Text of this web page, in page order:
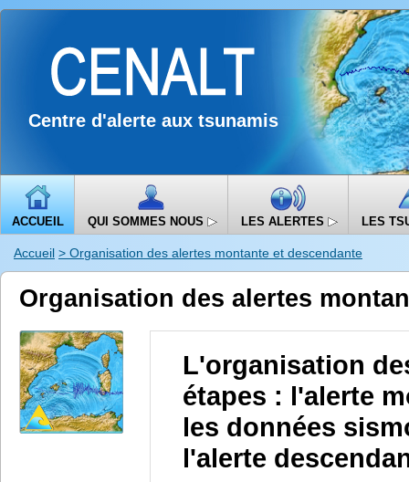
Centre d'alerte aux tsunamis
ACCUEIL QUI SOMMES NOUS LES ALERTES LES
Accueil > Organisation des alertes montante et descendante
Organisation des alertes
L'organisation
étapes : l'alerte
les données
l'alerte